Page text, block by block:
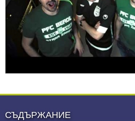
СЪДЪРЖАНИЕ